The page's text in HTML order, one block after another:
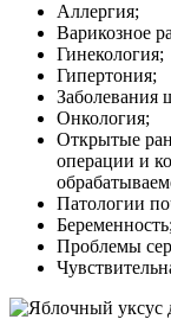
Аллергия;
Варикозное
Гинекология;
Гипертония;
Заболевания
Онкология;
Открытые
операции и
Патологии
Беременность;
Проблемы